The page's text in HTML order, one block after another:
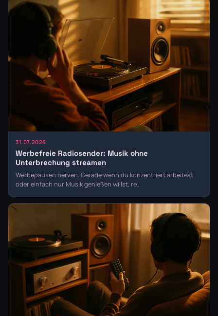
31.07.2026
Werbefreie Radiosender: Musik ohne
Unterbrechung streamen
Werbepausen nerven. Gerade wenn du konzentriert arbeitest
oder einfach nur Musik genießen willst, re…